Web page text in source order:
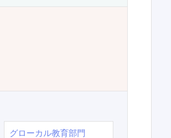
グローカル教育部門